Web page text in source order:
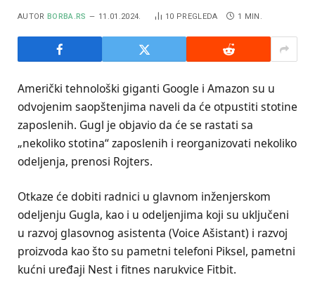
AUTOR BORBA.RS 11.01.2024. 10 PREGLEDA 1 MIN.
Američki tehnološki giganti Google i Amazon su u
odvojenim saopštenjima naveli da će otpustiti stotine
zaposlenih. Gugl je objavio da će se rastati sa
„nekoliko stotina“ zaposlenih i reorganizovati nekoliko
odeljenja, prenosi Rojters.
Otkaze će dobiti radnici u glavnom inženjerskom
odeljenju Gugla, kao i u odeljenjima koji su uključeni
u razvoj glasovnog asistenta (Voice Ašistant) i razvoj
proizvoda kao što su pametni telefoni Piksel, pametni
kućni uređaji Nest i fitnes narukvice Fitbit.